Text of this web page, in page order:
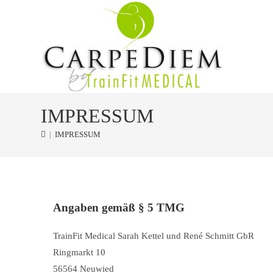
IMPRESSUM
| IMPRESSUM
Angaben gemäß § 5 TMG
TrainFit Medical Sarah Kettel und René Schmitt GbR
Ringmarkt 10
56564 Neuwied